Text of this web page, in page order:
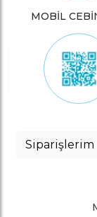
MOBİL
Siparişlerim